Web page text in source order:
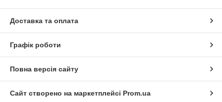
Доставка та оплата
Графік роботи
Повна версія сайту
Сайт створено на маркетплейсі Prom.ua